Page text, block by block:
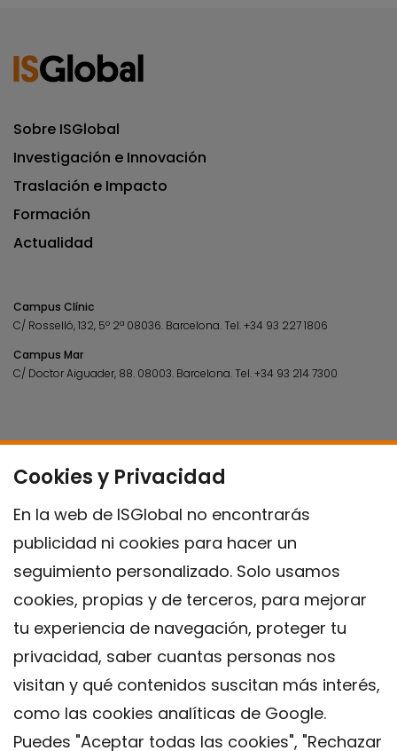
Cookies y Privacidad
En la web de ISGlobal no encontrarás
publicidad ni cookies para hacer un
seguimiento personalizado. Solo usamos
cookies, propias y de terceros, para mejorar
tu experiencia de navegación, proteger tu
privacidad, saber cuantas personas nos
visitan y qué contenidos suscitan más interés,
como las cookies analíticas de Google.
Puedes "Aceptar todas las cookies", "Rechazar
Sobre ISGlobal
Investigación e Innovación
Traslación e Impacto
Formación
Actualidad
Campus Clínic
C/ Rosselló, 132, 5º 2ª 08036. Barcelona.Tel.+34 93 227 1806
Campus Mar
C/ Doctor Aiguader, 88. 08003. Barcelona.Tel.+34 93 214 7300